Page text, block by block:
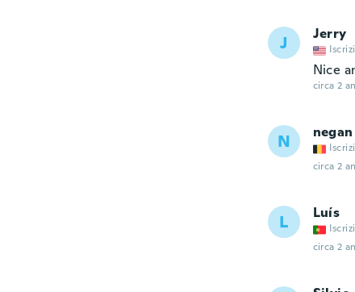
J Jerry
Nice
circa 2
N negan
circa 2
L Luís
circa 2